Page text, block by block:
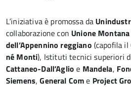
L’iniziativa è promossa da
collaborazione con Unione
dell’Appennino reggiano (capofila il
né Monti), Istituti tecnici superiori
Cattaneo-Dall’Aglioe Mandela,
Siemens,General Come Project